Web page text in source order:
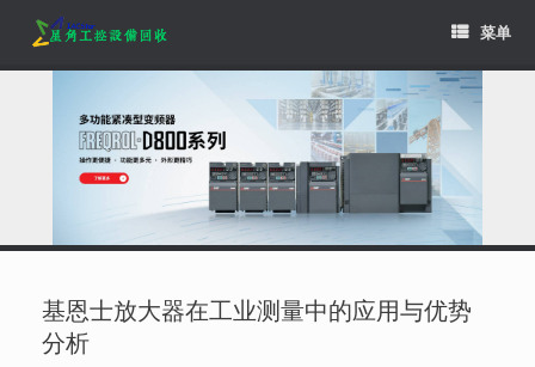
content
菜单
基恩士放大器在工业测量中的应用与优势
分析